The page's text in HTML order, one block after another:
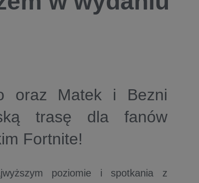
oraz Matek i Bezni
trasę dla fanów
Fortnite!
poziomie i spotkania z